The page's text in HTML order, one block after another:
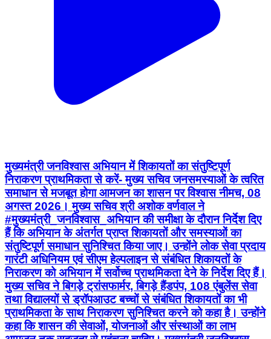
मुख्यमंत्री जनविश्वास अभियान में शिकायतों का संतुष्टिपूर्ण
निराकरण प्राथमिकता से करें- मुख्य सचिव जनसमस्याओं के त्वरित
समाधान से मजबूत होगा आमजन का शासन पर विश्वास नीमच, 08
अगस्त 2026। मुख्य सचिव श्री अशोक वर्णवाल ने
#मुख्यमंत्री_जनविश्वास_अभियान की समीक्षा के दौरान निर्देश दिए
हैं कि अभियान के अंतर्गत प्राप्त शिकायतों और समस्याओं का
संतुष्टिपूर्ण समाधान सुनिश्चित किया जाए। उन्होंने लोक सेवा प्रदाय
गारंटी अधिनियम एवं सीएम हेल्पलाइन से संबंधित शिकायतों के
निराकरण को अभियान में सर्वोच्च प्राथमिकता देने के निर्देश दिए हैं।
मुख्य सचिव ने बिगड़े ट्रांसफार्मर, बिगड़े हैंडपंप, 108 एंबुलेंस सेवा
तथा विद्यालयों से ड्रॉपआउट बच्चों से संबंधित शिकायतों का भी
प्राथमिकता के साथ निराकरण सुनिश्चित करने को कहा है। उन्होंने
कहा कि शासन की सेवाओं, योजनाओं और संस्थाओं का लाभ